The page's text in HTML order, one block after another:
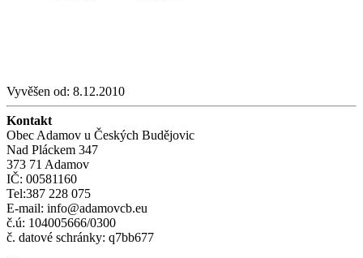
Vyvěšen od: 8.12.2010
Kontakt
Obec Adamov u Českých Budějovic
Nad Pláckem 347
373 71 Adamov
IČ: 00581160
Tel:387 228 075
E-mail: info@adamovcb.eu
č.ú: 104005666/0300
č. datové schránky: q7bb677